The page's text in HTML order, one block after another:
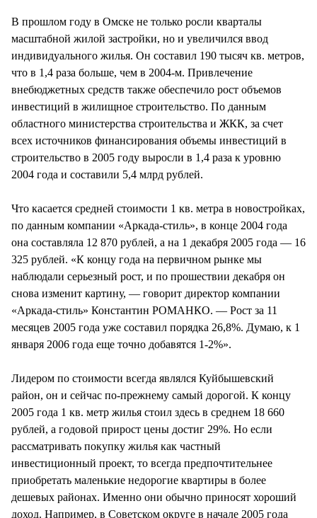
В прошлом году в Омске не только росли кварталы
масштабной жилой застройки, но и увеличился ввод
индивидуального жилья. Он составил 190 тысяч кв. метров,
что в 1,4 раза больше, чем в 2004-м. Привлечение
внебюджетных средств также обеспечило рост объемов
инвестиций в жилищное строительство. По данным
областного министерства строительства и ЖКК, за счет
всех источников финансирования объемы инвестиций в
строительство в 2005 году выросли в 1,4 раза к уровню
2004 года и составили 5,4 млрд рублей.
Что касается средней стоимости 1 кв. метра в новостройках,
по данным компании «Аркада-стиль», в конце 2004 года
она составляла 12 870 рублей, а на 1 декабря 2005 года — 16
325 рублей. «К концу года на первичном рынке мы
наблюдали серьезный рост, и по прошествии декабря он
снова изменит картину, — говорит директор компании
«Аркада-стиль» Константин РОМАНКО. — Рост за 11
месяцев 2005 года уже составил порядка 26,8%. Думаю, к 1
января 2006 года еще точно добавятся 1-2%».
Лидером по стоимости всегда являлся Куйбышевский
район, он и сейчас по-прежнему самый дорогой. К концу
2005 года 1 кв. метр жилья стоил здесь в среднем 18 660
рублей, а годовой прирост цены достиг 29%. Но если
рассматривать покупку жилья как частный
инвестиционный проект, то всегда предпочтительнее
приобретать маленькие недорогие квартиры в более
дешевых районах. Именно они обычно приносят хороший
доход. Например, в Советском округе в начале 2005 года